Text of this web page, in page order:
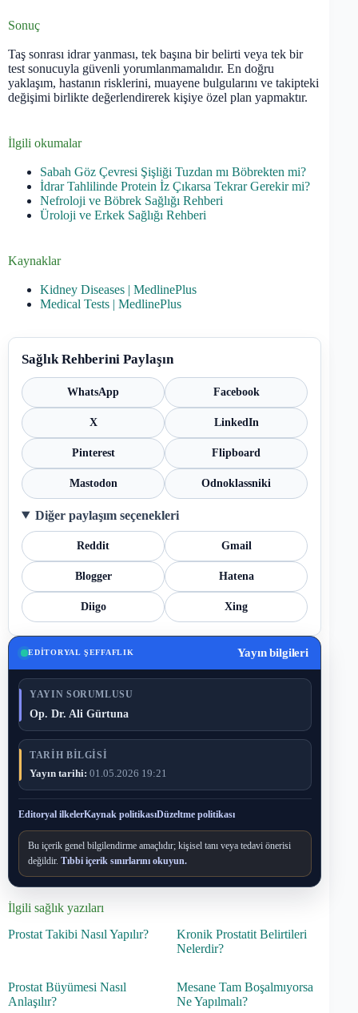
Sonuç
Taş sonrası idrar yanması, tek başına bir belirti veya tek bir
test sonucuyla güvenli yorumlanmamalıdır. En doğru
yaklaşım, hastanın risklerini, muayene bulgularını ve takipteki
değişimi birlikte değerlendirerek kişiye özel plan yapmaktır.
İlgili okumalar
Sabah Göz Çevresi Şişliği Tuzdan mı Böbrekten mi?
İdrar Tahlilinde Protein İz Çıkarsa Tekrar Gerekir mi?
Nefroloji ve Böbrek Sağlığı Rehberi
Üroloji ve Erkek Sağlığı Rehberi
Kaynaklar
Kidney Diseases | MedlinePlus
Medical Tests | MedlinePlus
Sağlık Rehberini Paylaşın
WhatsApp Facebook
X LinkedIn
Pinterest Flipboard
Mastodon Odnoklassniki
Diğer paylaşım seçenekleri
Reddit Gmail
Blogger Hatena
Diigo Xing
EDITORYAL ŞEFFAFLIK Yayın bilgileri
YAYIN SORUMLUSU
Op. Dr. Ali Gürtuna
TARIH BILGISI
Yayın tarihi: 01.05.2026 19:21
Editoryal ilkelerKaynak politikasıDüzeltme politikası
Bu içerik genel bilgilendirme amaçlıdır; kişisel tanı veya tedavi önerisi
değildir. Tıbbi içerik sınırlarını okuyun.
İlgili sağlık yazıları
Prostat Takibi Nasıl Yapılır?
Kronik Prostatit Belirtileri
Nelerdir?
Prostat Büyümesi Nasıl
Anlaşılır?
Mesane Tam Boşalmıyorsa
Ne Yapılmalı?